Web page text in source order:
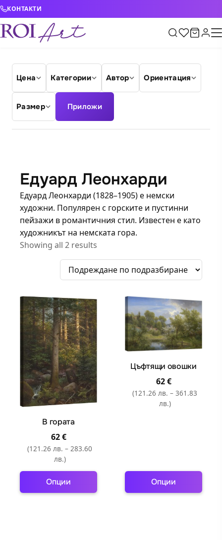
Skip to content
КОНТАКТИ
Цена Категории Автор Ориентация
Размер Приложи
Едуард Леонхарди
Едуард Леонхарди (1828–1905) е немски
художни. Популярен с горските и пустинни
пейзажи в романтичния стил. Известен е като
художникът на немската гора.
Showing all 2 results
В гората
62€
(121.26 лв. – 283.60
лв.)
Опции
Цъфтящи овошки
62€
(121.26 лв. – 361.83
лв.)
Опции